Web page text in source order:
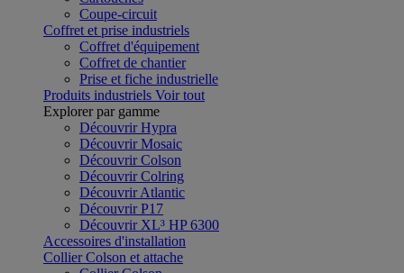
Coupe-circuit
Coffret et prise industriels
Coffret d'équipement
Coffret de chantier
Prise et fiche industrielle
Produits industriels Voir tout
Explorer par gamme
Découvrir Hypra
Découvrir Mosaic
Découvrir Colson
Découvrir Colring
Découvrir Atlantic
Découvrir P17
Découvrir XL³ HP 6300
Accessoires d'installation
Collier Colson et attache